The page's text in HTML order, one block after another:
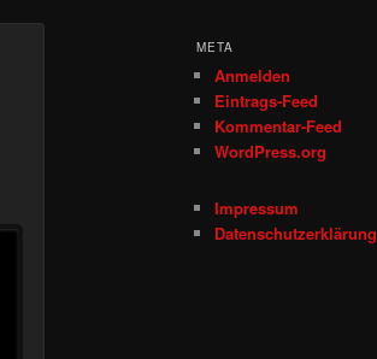
META
Anmelden
Eintrags-Feed
Kommentar-Feed
WordPress.org
Impressum
Datenschutzerklärung